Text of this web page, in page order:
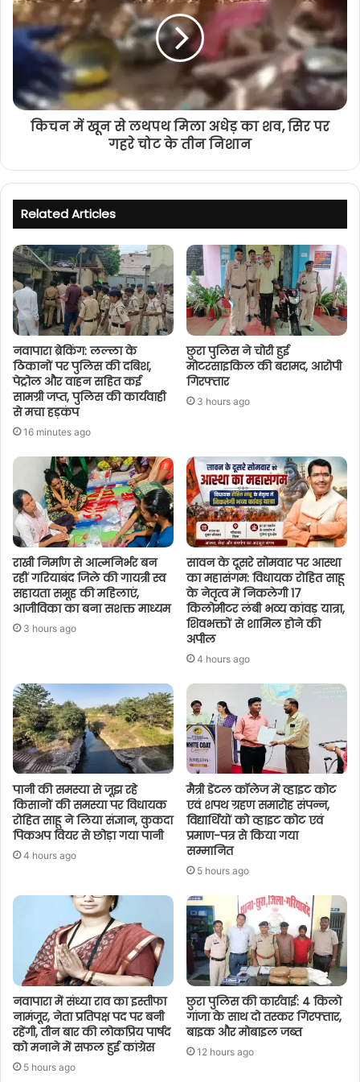
किचन में खून से लथपथ मिला अधेड़ का शव, सिर पर
गहरे चोट के तीन निशान
Related Articles
नवापारा ब्रेकिंग: लल्ला के
ठिकानों पर पुलिस की दबिश,
पेट्रोल और वाहन सहित कई
सामग्री जप्त, पुलिस की कार्यवाही
से मचा हड़कंप
16 minutes ago
छुरा पुलिस ने चोरी हुई
मोटरसाइकिल की बरामद, आरोपी
गिरफ्तार
3 hours ago
राखी निर्माण से आत्मनिर्भर बन
रहीं गरियाबंद जिले की गायत्री स्व
सहायता समूह की महिलाएं,
आजीविका का बना सशक्त माध्यम
3 hours ago
सावन के दूसरे सोमवार पर आस्था
का महासंगम: विधायक रोहित साहू
के नेतृत्व में निकलेगी 17
किलोमीटर लंबी भव्य कांवड़ यात्रा,
शिवभक्तों से शामिल होने की
अपील
4 hours ago
पानी की समस्या से जूझ रहे
किसानों की समस्या पर विधायक
रोहित साहू ने लिया संज्ञान, कुकदा
पिकअप वियर से छोड़ा गया पानी
4 hours ago
मैत्री डेंटल कॉलेज में व्हाइट कोट
एवं शपथ ग्रहण समारोह संपन्न,
विद्यार्थियों को व्हाइट कोट एवं
प्रमाण-पत्र से किया गया
सम्मानित
5 hours ago
नवापारा में संध्या राव का इस्तीफा
नामंजूर, नेता प्रतिपक्ष पद पर बनी
रहेंगी, तीन बार की लोकप्रिय पार्षद
को मनाने में सफल हुई कांग्रेस
5 hours ago
छुरा पुलिस की कार्रवाई: 4 किलो
गांजा के साथ दो तस्कर गिरफ्तार,
बाइक और मोबाइल जब्त
12 hours ago